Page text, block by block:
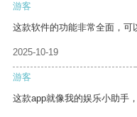
游客
这款软件的功能非常全面，可
2025-10-19
游客
这款app就像我的娱乐小助手